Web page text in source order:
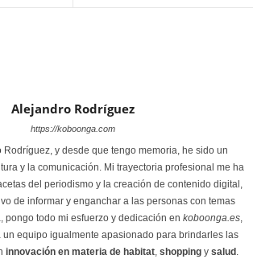
Alejandro Rodríguez
https://koboonga.com
Rodríguez, y desde que tengo memoria, he sido un
y la comunicación. Mi trayectoria profesional me ha
del periodismo y la creación de contenido digital,
de informar y enganchar a las personas con temas
pongo todo mi esfuerzo y dedicación en koboonga.es,
equipo igualmente apasionado para brindarles las
innovación en materia de habitat, shoppingy salud .